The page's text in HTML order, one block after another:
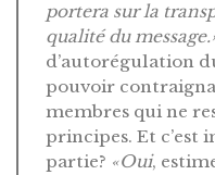
portera sur la
qualité du
d’autorégulation
pouvoir
membres qui ne
principes. Et c’est
partie? «Oui,